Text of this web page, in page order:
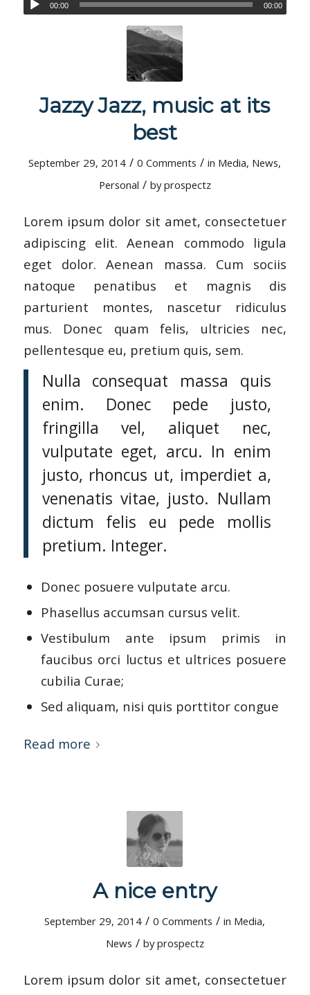
00:00 00:00
Jazzy Jazz, music at its
best
September 29, 2014 / 0 Comments / in Media, News,
Personal / byprospectz
Lorem ipsum dolor sit amet, consectetuer
adipiscing elit. Aenean commodo ligula
eget dolor. Aenean massa. Cum sociis
natoque penatibus et magnis dis
parturient montes, nascetur ridiculus
mus. Donec quam felis, ultricies nec,
pellentesque eu, pretium quis, sem.
Nulla consequat massa quis
enim. Donec pede justo,
fringilla vel, aliquet nec,
vulputate eget, arcu. In enim
justo, rhoncus ut, imperdiet a,
venenatis vitae, justo. Nullam
dictum felis eu pede mollis
pretium. Integer.
Donec posuere vulputate arcu.
Phasellus accumsan cursus velit.
Vestibulum ante ipsum primis in
faucibus orci luctus et ultrices posuere
cubilia Curae;
Sed aliquam, nisi quis porttitor congue
Read more
A nice entry
September 29, 2014 / 0 Comments / in Media,
News / byprospectz
Lorem ipsum dolor sit amet, consectetuer